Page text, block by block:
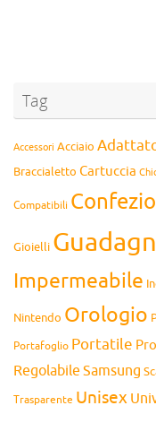
Tag
Accessori Acciaio
Braccialetto Cartuccia
Compatibili
Gioielli
Impermeabile
Nintendo Orologio
Portafoglio Portatile
Regolabile Samsung
Trasparente Unisex